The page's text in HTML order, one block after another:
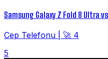
Samsung Galaxy Z Fold 8 Ultra
Cep Telefonu
🚀 4
5